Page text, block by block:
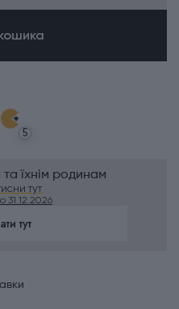
5
їхнім родинам
тут
31.12.2026
тут